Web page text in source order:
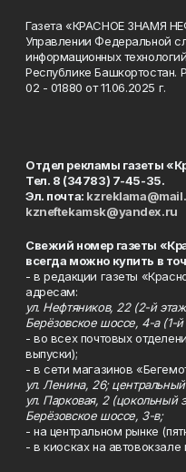
Газета «КРАСНОЕ ЗНАМЯ
Управлении Федеральной
информационных
Республике
02 - 01880 от 11.06.2025 г.
Отдел рекламы газеты
Тел. 8 (34783) 7-45-35.
Эл. почта:
kzneftekamsk@yandex.ru
Свежий номер газеты
всегда можно купить в
- в редакции газеты
адресам:
ул. Нефтяников, 22 (2-й
Берёзовское шоссе, 4-а (1-
- во всех почтовых
выпуски);
- в сети магазинов
ул. Ленина, 26;
ул. Парковая, 2 (цокольный
Берёзовское шоссе, 3-в;
- на центральном рынке
- в киосках на